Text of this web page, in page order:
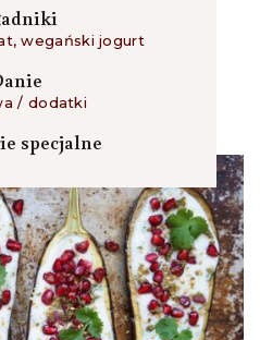
,wegański jogurt
/ dodatki
specjalne